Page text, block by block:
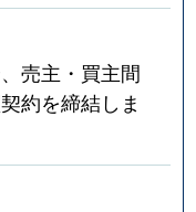
売主・買主間
約を締結しま